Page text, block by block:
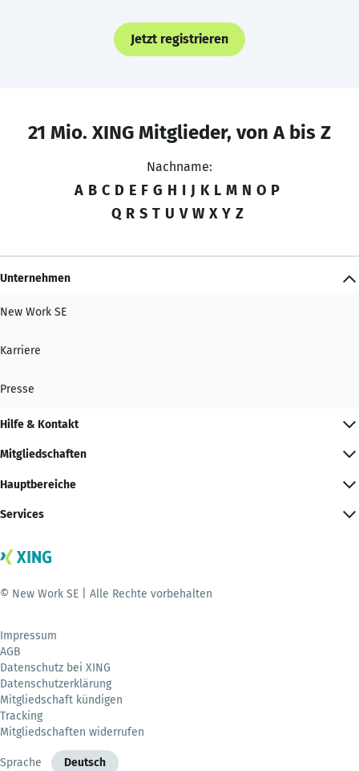
Jetzt registrieren
21 Mio. XING Mitglieder, von A bis Z
Nachname:
A B C D E F G H I J K L M N O P
Q R S T U V W X Y Z
Unternehmen
New Work SE
Karriere
Presse
Hilfe & Kontakt
Mitgliedschaften
Hauptbereiche
Services
© New Work SE | Alle Rechte vorbehalten
Impressum
AGB
Datenschutz bei XING
Datenschutzerklärung
Mitgliedschaft kündigen
Tracking
Mitgliedschaften widerrufen
Sprache Deutsch